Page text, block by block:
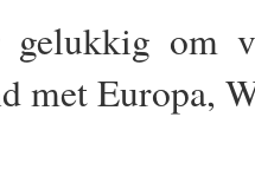
om
met Europa,